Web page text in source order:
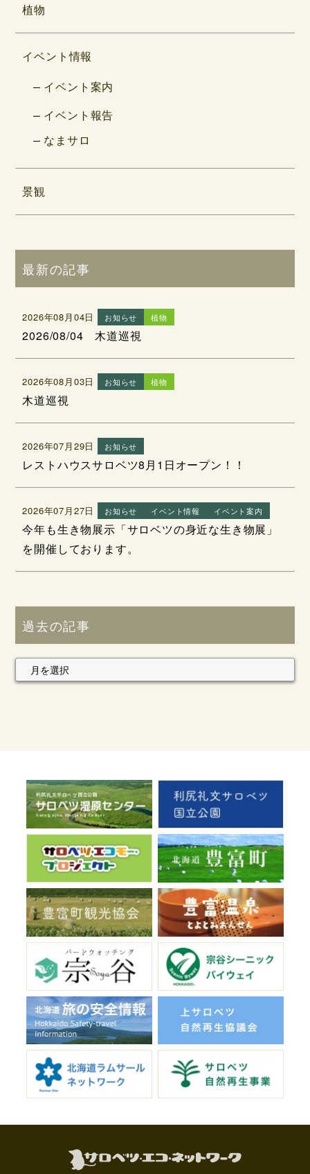
植物
イベント情報
イベント案内
イベント報告
なまサロ
景観
最新の記事
2026年08月04日 お知らせ 植物
2026/08/04 木道巡視
2026年08月03日 お知らせ 植物
木道巡視
2026年07月29日 お知らせ
レストハウスサロベツ8月1日オープン！！
2026年07月27日 お知らせ イベント情報 イベント案内
今年も生き物展示「サロベツの身近な生き物展」
を開催しております。
過去の記事